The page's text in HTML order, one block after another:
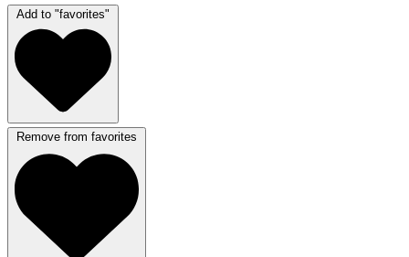
Add to "favorites"
Remove from favorites